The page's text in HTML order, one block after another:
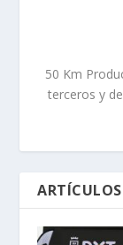
50 Km
terceros y